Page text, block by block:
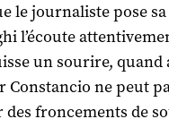
le journaliste pose
l’écoute
un sourire, quand
Constancio ne peut
des froncements de